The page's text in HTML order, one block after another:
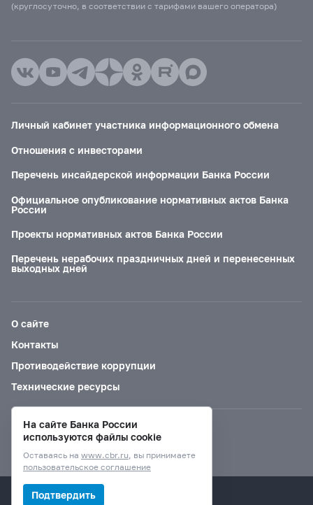
(круглосуточно, в соответствии с тарифами вашего оператора)
Личный кабинет участника информационного обмена
Отношения с инвесторами
Перечень инсайдерской информации Банка России
Официальное опубликование нормативных актов Банка
России
Проекты нормативных актов Банка России
Перечень нерабочих праздничных дней и перенесенных
выходных дней
О сайте
Контакты
Противодействие коррупции
Технические ресурсы
Версия для слабовидящих
© Банк России, 2000–2026.
На сайте Банка России
используются файлы cookie
Оставаясь на www.cbr.ru, вы принимаете
пользовательское соглашение
Подтвердить